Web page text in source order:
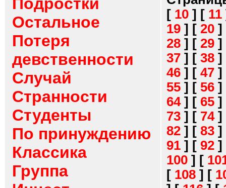
Остальное
Потеря
девственности
Случай
Странности
Студенты
По принуждению
Классика
Группа
[ 10 ] [ 11
19 ] [ 20 ]
28 ] [ 29 ]
37 ] [ 38 ]
46 ] [ 47 ]
55 ] [ 56 ]
64] [ 65 ]
73 ] [ 74]
82 ] [ 83 ]
91 ] [ 92 ]
100 ] [
[ 108 ] [